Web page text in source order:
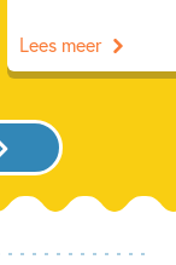
spanning
voor een
van
en vooral
Lees meer